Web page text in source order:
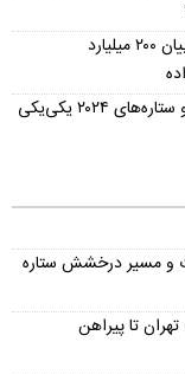
افشاگری تند شاهرخ بیانی درباره استقلال؛ «رضاییان ۲۰۰ میلیارد
فروپاشی تیم رؤیایی نیوکاسل؛ گیمارش هم رفت و ستاره‌های ۲۰۲۴ یکی‌یکی
و مسیر درخشش ستاره
تا پیراهن